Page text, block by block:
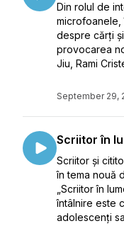
Din rolul de
microfoanele,
despre cărți
provocarea
Jiu, Rami
September 29,
Scriitor în
Scriitor și
în tema nouă
„Scriitor în
întâlnire este
adolescenți